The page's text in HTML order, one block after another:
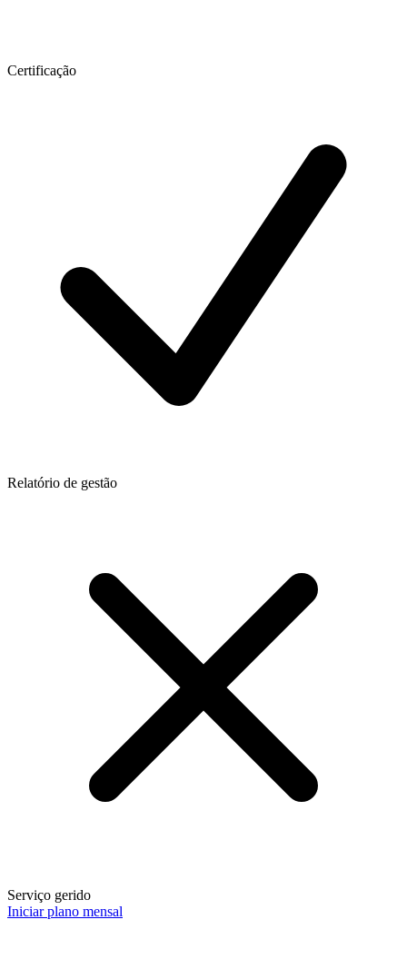
Certificação
Relatório de gestão
Serviço gerido
Iniciar plano mensal